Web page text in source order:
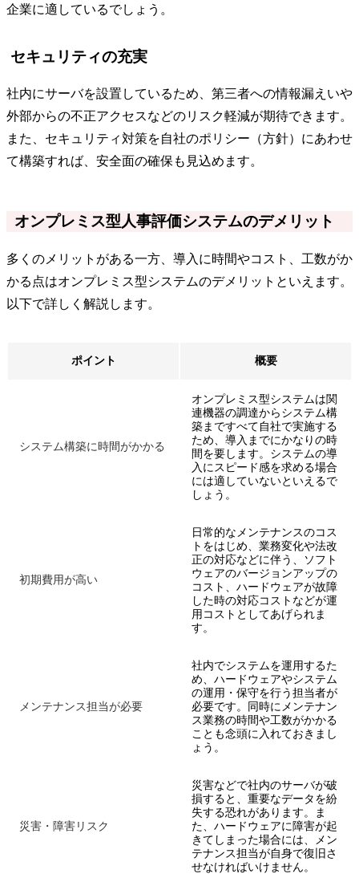
企業に適しているでしょう。
セキュリティの充実
社内にサーバを設置しているため、第三者への情報漏えいや
外部からの不正アクセスなどのリスク軽減が期待できます。
また、セキュリティ対策を自社のポリシー（方針）にあわせ
て構築すれば、安全面の確保も見込めます。
オンプレミス型人事評価システムのデメリット
多くのメリットがある一方、導入に時間やコスト、工数がか
かる点はオンプレミス型システムのデメリットといえます。
以下で詳しく解説します。
ポイント 概要
システム構築に時間がかかる
オンプレミス型システムは関
連機器の調達からシステム構
築まですべて自社で実施する
ため、導入までにかなりの時
間を要します。システムの導
入にスピード感を求める場合
には適していないといえるで
しょう。
初期費用が高い
日常的なメンテナンスのコス
トをはじめ、業務変化や法改
正の対応などに伴う、ソフト
ウェアのバージョンアップの
コスト、ハードウェアが故障
した時の対応コストなどが運
用コストとしてあげられま
す。
メンテナンス担当が必要
社内でシステムを運用するた
め、ハードウェアやシステム
の運用・保守を行う担当者が
必要です。同時にメンテナン
ス業務の時間や工数がかかる
ことも念頭に入れておきまし
ょう。
災害・障害リスク
災害などで社内のサーバが破
損すると、重要なデータを紛
失する恐れがあります。ま
た、ハードウェアに障害が起
きてしまった場合には、メン
テナンス担当が自身で復旧さ
せなければいけません。